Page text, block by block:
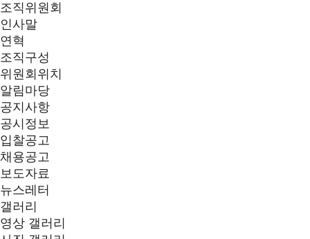
조직위원회
인사말
연혁
조직구성
위원회위치
알림마당
공지사항
공시정보
입찰공고
채용공고
보도자료
뉴스레터
갤러리
영상 갤러리